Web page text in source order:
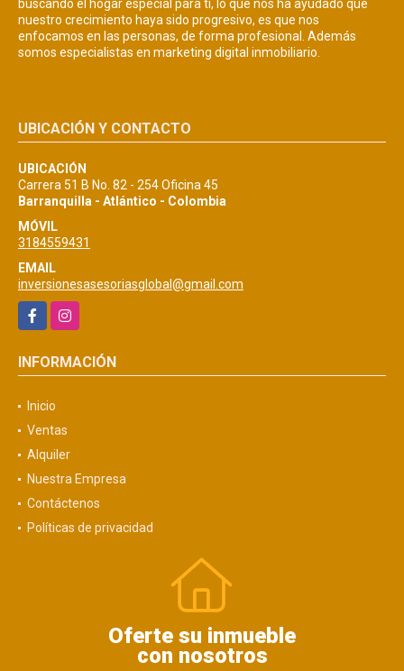
buscando el hogar especial para ti, lo que nos ha ayudado que
nuestro crecimiento haya sido progresivo, es que nos
enfocamos en las personas, de forma profesional. Además
somos especialistas en marketing digital inmobiliario.
UBICACIÓN Y CONTACTO
UBICACIÓN
Carrera 51 B No. 82 - 254 Oficina 45
Barranquilla - Atlántico - Colombia
MÓVIL
3184559431
EMAIL
inversionesasesoriasglobal@gmail.com
FacebookInstagram
INFORMACIÓN
Inicio
Ventas
Alquiler
Nuestra Empresa
Contáctenos
Políticas de privacidad
Oferte su inmueble
con nosotros